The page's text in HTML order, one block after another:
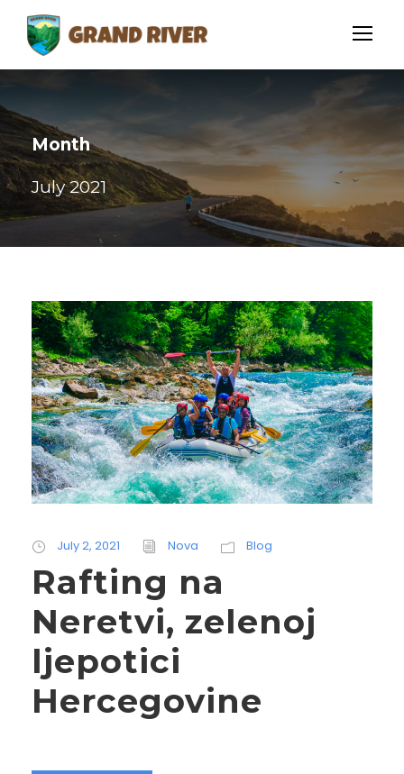
Month
July 2021
July 2, 2021 Nova Blog
Rafting na
Neretvi, zelenoj
ljepotici
Hercegovine